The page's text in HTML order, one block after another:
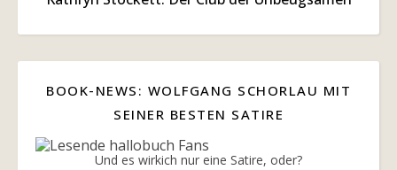
BOOK-NEWS: WOLFGANG SCHORLAU MIT
SEINER BESTEN SATIRE
Und es wirkich nur eine Satire, oder?